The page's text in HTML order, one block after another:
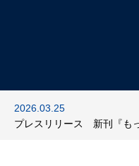
2026.06.24
プレスリリース 新刊『ス
2026.03.25
プレスリリース 新刊『も
2026.02.13
プレスリリース 新刊『赤